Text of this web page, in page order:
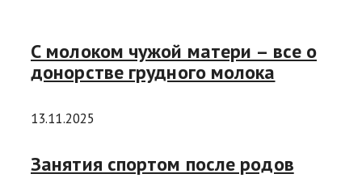
С молоком чужой матери – все о
донорстве грудного молока
13.11.2025
Занятия спортом после родов